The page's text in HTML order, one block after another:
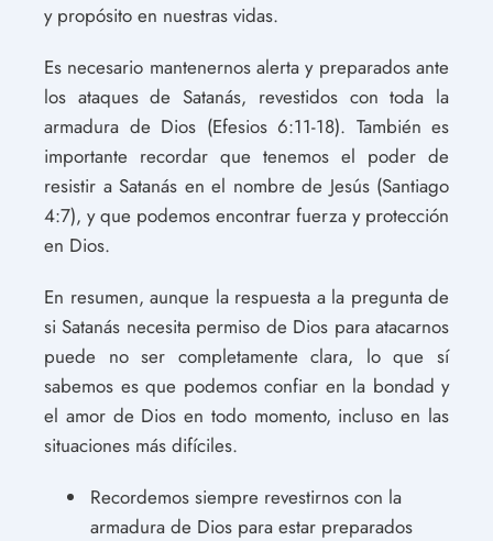
y propósito en nuestras vidas.
Es necesario mantenernos alerta y preparados ante
los ataques de Satanás, revestidos con toda la
armadura de Dios (Efesios 6:11-18). También es
importante recordar que tenemos el poder de
resistir a Satanás en el nombre de Jesús (Santiago
4:7), y que podemos encontrar fuerza y protección
en Dios.
En resumen, aunque la respuesta a la pregunta de
si Satanás necesita permiso de Dios para atacarnos
puede no ser completamente clara, lo que sí
sabemos es que podemos confiar en la bondad y
el amor de Dios en todo momento, incluso en las
situaciones más difíciles.
Recordemos siempre revestirnos con la
armadura de Dios para estar preparados